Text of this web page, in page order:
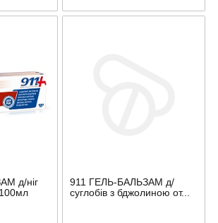
д/ніг
911 ГЕЛЬ-БАЛЬЗАМ д/
суглобів з бджолиною от...